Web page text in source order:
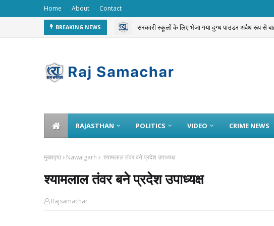
Home About Contact
BREAKING NEWS सरकारी स्कूलों के लिए भेजा गया दुग्ध पाउडर अवैध रूप से
RAJASTHAN POLITICS VIDEO CRIME NEWS
मुख्यपृष्ठ Nawalgarh श्यामलाल तंवर बने प्रदेश उपाध्यक्ष
श्यामलाल तंवर बने प्रदेश उपाध्यक्ष
Rajsamachar